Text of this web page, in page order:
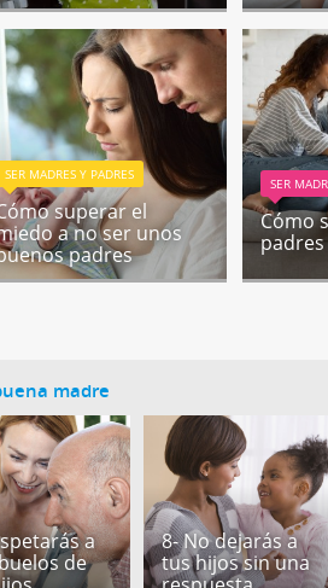
SER MADRES Y PADRES
superar el
a no ser unos
padres
SER
Cómo
padres
madre
a
de
8- No dejarás a
tus hijos sin una